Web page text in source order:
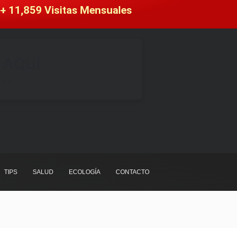
+ 11,859 Visitas Mensuales
TIPS SALUD ECOLOGÍA CONTACTO